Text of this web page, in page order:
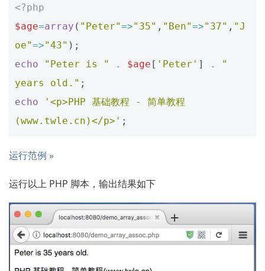
<?php
$age=array ( "Peter"=>"35" , "Ben"=>"37" , "J
oe"=>"43" );
echo
"Peter is " . $age [ 'Peter' ] .
"
years old." ;
echo
'<p>PHP 基础教程 - 简单教程
(www.twle.cn)</p>' ;
运行范例 »
运行以上 PHP 脚本，输出结果如下